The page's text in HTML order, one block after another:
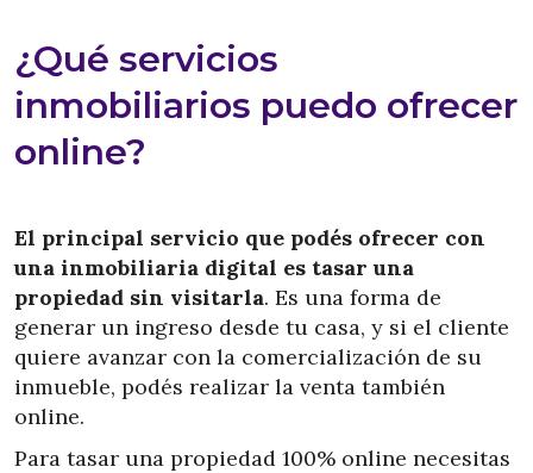
¿Qué servicios
inmobiliarios puedo ofrecer
online?
El principal servicio que podés ofrecer con
una inmobiliaria digital es tasar una
propiedad sin visitarla. Es una forma de
generar un ingreso desde tu casa, y si el cliente
quiere avanzar con la comercialización de su
inmueble, podés realizar la venta también
online.
Para tasar una propiedad 100% online necesitas